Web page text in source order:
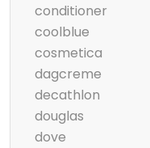
conditioner
coolblue
cosmetica
dagcreme
decathlon
douglas
dove